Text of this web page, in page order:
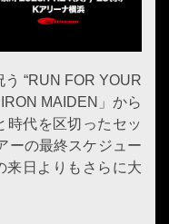
“RUN FOR YOUR
MAIDEN」から
時代を区切ったセッ
ーの最終スケジュー
来日よりもさらに大